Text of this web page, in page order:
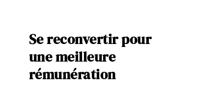
Se reconvertir pour
une meilleure
rémunération